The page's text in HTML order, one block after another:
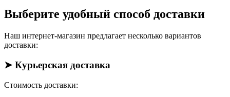
Выберите удобный способ доставки
Наш интернет-магазин предлагает несколько вариантов
доставки:
➤ Курьерская доставка
Стоимость доставки: